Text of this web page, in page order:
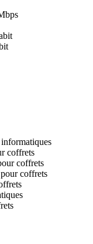
coffrets
coffrets
coffrets